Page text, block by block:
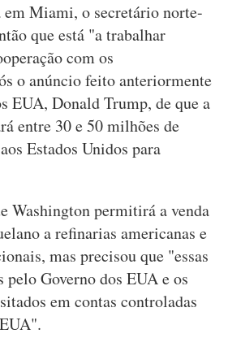
em Miami, o secretário norte-
que está "a trabalhar
com os
o anúncio feito anteriormente
EUA, Donald Trump, de que a
entre 30 e 50 milhões de
Estados Unidos para
Washington permitirá a venda
a refinarias americanas e
mas precisou que "essas
pelo Governo dos EUA e os
em contas controladas